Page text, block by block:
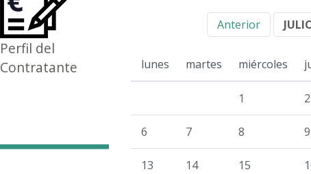
Perfil del
Contratante
Anterior
lunes martes miércoles
1 2
6 7 8 9
13 14 15